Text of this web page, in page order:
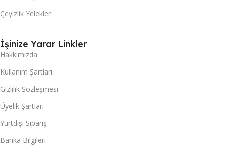
Çeyizlik Yelekler
İşinize Yarar Linkler
Hakkımızda
Kullanım Şartları
Gizlilik Sözleşmesi
Üyelik Şartları
Yurtdışı Sipariş
Banka Bilgileri